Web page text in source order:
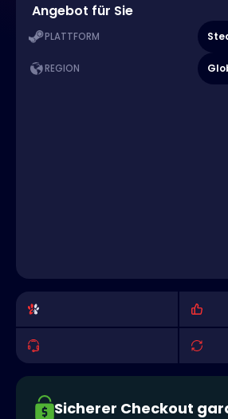
Angebot für Sie
PLATTFORM
REGION
Sicherer Checkout